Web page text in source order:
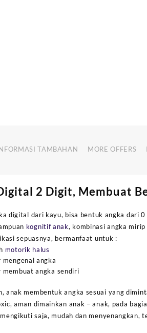
TAMBAHAN MORE OFFERS
2 Digit, Membuat
digital dari kayu, bisa bentuk angka dari
kognitif anak, kombinasi angka
sepuasnya, bermanfaat untuk :
motorik halus
mengenal angka
membuat angka sendiri
anak membentuk angka sesuai yang
aman dimainkan anak – anak, pada
saja, mudah dan menyenangkan,